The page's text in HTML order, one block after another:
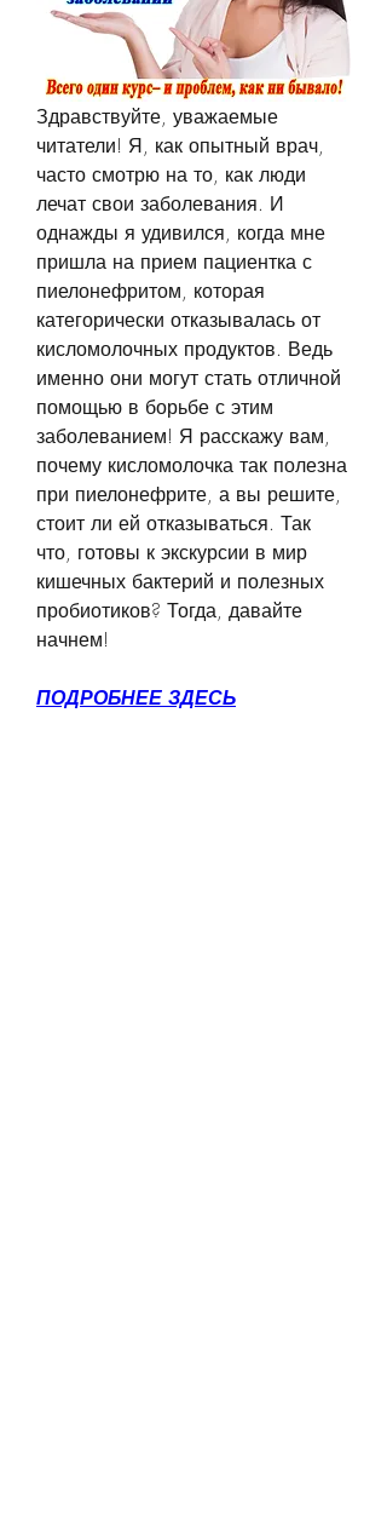
Здравствуйте, уважаемые
читатели! Я, как опытный врач,
часто смотрю на то, как люди
лечат свои заболевания. И
однажды я удивился, когда мне
пришла на прием пациентка с
пиелонефритом, которая
категорически отказывалась от
кисломолочных продуктов. Ведь
именно они могут стать отличной
помощью в борьбе с этим
заболеванием! Я расскажу вам,
почему кисломолочка так полезна
при пиелонефрите, а вы решите,
стоит ли ей отказываться. Так
что, готовы к экскурсии в мир
кишечных бактерий и полезных
пробиотиков? Тогда, давайте
начнем!
ПОДРОБНЕЕ ЗДЕСЬ